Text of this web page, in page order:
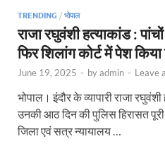
TRENDING / भोपाल
राजा रघुवंशी हत्याकांड :
फिर शिलांग कोर्ट में पेश किया
June 19, 2025 - byadmin - Leave
भोपाल। इंदौर के व्यापारी राजा
उनकी आठ दिन की पुलिस हिरासत
जिला एवं सत्र न्यायालय …